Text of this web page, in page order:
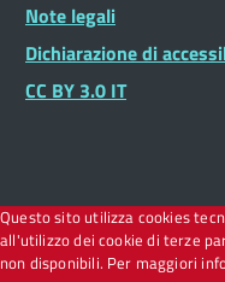
Note legali
Dichiarazione di
CC BY 3.0 IT
Questo sito utilizza cookies
all'utilizzo dei cookie di terze
non disponibili. Per maggiori